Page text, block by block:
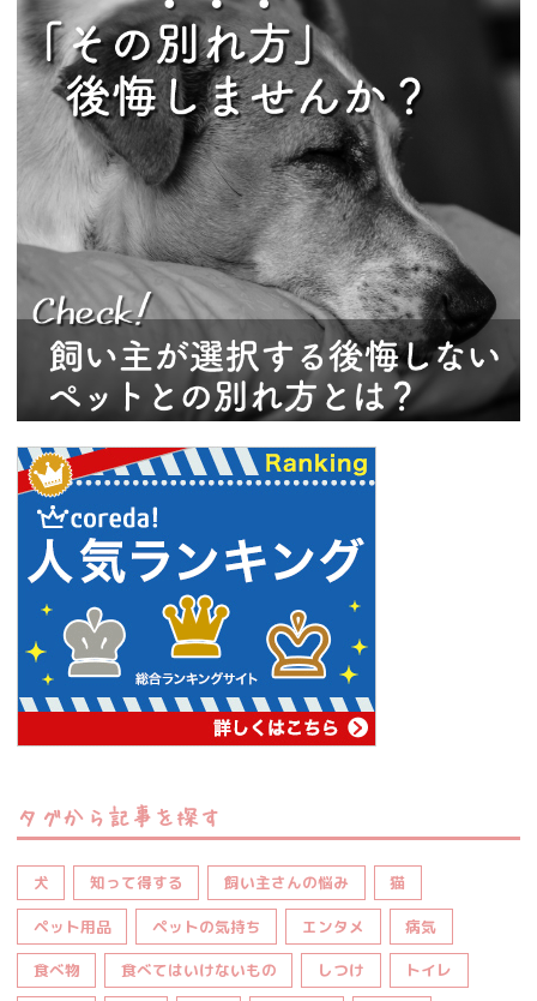
タグから記事を探す
犬 知って得する 飼い主さんの悩み 猫
ペット用品 ペットの気持ち エンタメ 病気
食べ物 食べてはいけないもの しつけ トイレ